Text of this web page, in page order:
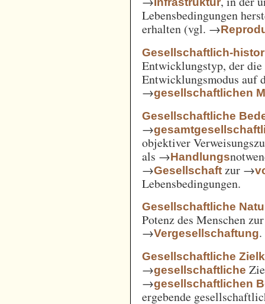
Lebensbedingungen
erhalten (vgl. →
Gesellschaftlich-
Entwicklungstyp, der
Entwicklungsmodus auf
→gesellschaftlichen
Gesellschaftliche
→
objektiver
als →Handlungs
→Gesellschaft zur →
Lebensbedingungen.
Gesellschaftliche
Potenz des Menschen
→Vergesellschaftung.
Gesellschaftliche
→gesellschaftliche
→gesellschaftlichen
ergebende